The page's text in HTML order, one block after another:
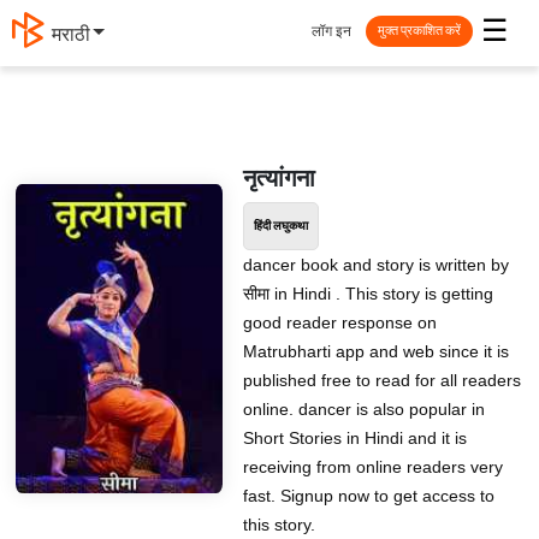
मराठी ☰
लॉग इन मुक्त प्रकाशित करें
नृत्यांगना
हिंदी लघुकथा
dancer book and story is written by
सीमा in Hindi . This story is getting
good reader response on
Matrubharti app and web since it is
published free to read for all readers
online. dancer is also popular in
Short Stories in Hindi and it is
receiving from online readers very
fast. Signup now to get access to
this story.